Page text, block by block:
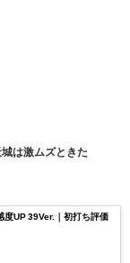
は激ムズときた
度UP 39Ver.｜初打ち評価